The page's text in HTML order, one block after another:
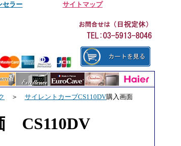
セラー サイトマップ
＞ サイレントカーブCS110DV購入画面
CS110DV